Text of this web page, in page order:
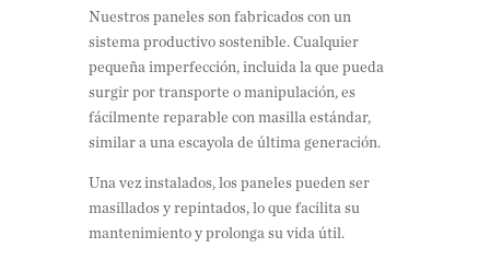
Nuestros paneles son fabricados con un
sistema productivo sostenible. Cualquier
pequeña imperfección, incluida la que pueda
surgir por transporte o manipulación, es
fácilmente reparable con masilla estándar,
similar a una escayola de última generación.
Una vez instalados, los paneles pueden ser
masillados y repintados, lo que facilita su
mantenimiento y prolonga su vida útil.